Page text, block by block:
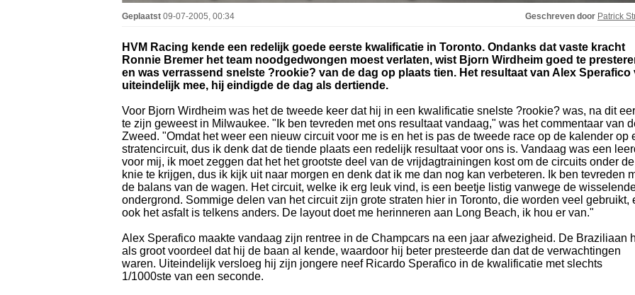
Geplaatst 09-07-2005, 00:34 Geschreven door Patrick
HVM Racing kende een redelijk goede eerste kwalificatie in Toronto. Ondanks dat vaste kracht
Ronnie Bremer het team noodgedwongen moest verlaten, wist Bjorn Wirdheim goed te
en was verrassend snelste ?rookie? van de dag op plaats tien. Het resultaat van Alex Sperafico
uiteindelijk mee, hij eindigde de dag als dertiende.
Voor Bjorn Wirdheim was het de tweede keer dat hij in een kwalificatie snelste ?rookie? was, na dit
te zijn geweest in Milwaukee. "Ik ben tevreden met ons resultaat vandaag," was het commentaar van
Zweed. "Omdat het weer een nieuw circuit voor me is en het is pas de tweede race op de kalender op
stratencircuit, dus ik denk dat de tiende plaats een redelijk resultaat voor ons is. Vandaag was een
voor mij, ik moet zeggen dat het het grootste deel van de vrijdagtrainingen kost om de circuits onder de
knie te krijgen, dus ik kijk uit naar morgen en denk dat ik me dan nog kan verbeteren. Ik ben tevreden
de balans van de wagen. Het circuit, welke ik erg leuk vind, is een beetje listig vanwege de
ondergrond. Sommige delen van het circuit zijn grote straten hier in Toronto, die worden veel gebruikt,
ook het asfalt is telkens anders. De layout doet me herinneren aan Long Beach, ik hou er van."
Alex Sperafico maakte vandaag zijn rentree in de Champcars na een jaar afwezigheid. De Braziliaan
als groot voordeel dat hij de baan al kende, waardoor hij beter presteerde dan dat de verwachtingen
waren. Uiteindelijk versloeg hij zijn jongere neef Ricardo Sperafico in de kwalificatie met slechts
1/1000ste van een seconde.